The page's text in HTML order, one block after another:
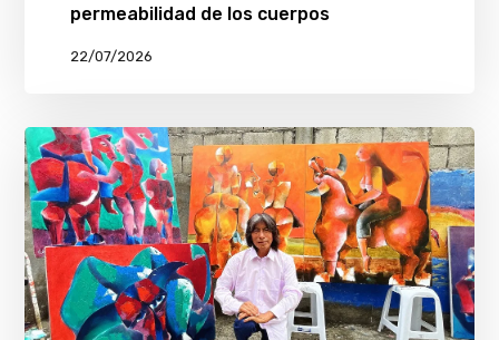
permeabilidad de los cuerpos
22/07/2026